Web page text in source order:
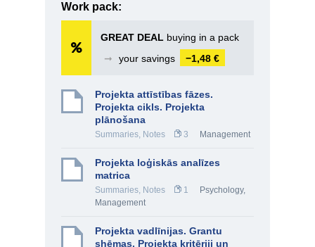
Work pack:
GREAT DEAL buying in a pack
➞
your savings −1,48 €
Projekta attīstības fāzes.
Projekta cikls. Projekta
plānošana
Summaries, Notes 3 Management
Projekta loģiskās analīzes
matrica
Summaries, Notes 1 Psychology,
Management
Projekta vadlīnijas. Grantu
shēmas. Projekta kritēriji un